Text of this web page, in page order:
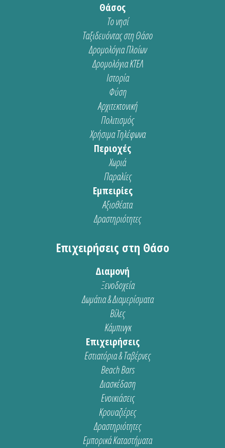
Θάσος
Το νησί
Ταξιδευόντας στη Θάσο
Δρομολόγια Πλοίων
Δρομολόγια ΚΤΕΛ
Ιστορία
Φύση
Αρχιτεκτονική
Πολιτισμός
Χρήσιμα Τηλέφωνα
Περιοχές
Χωριά
Παραλίες
Εμπειρίες
Αξιοθέατα
Δραστηριότητες
Επιχειρήσεις στη Θάσο
Διαμονή
Ξενοδοχεία
Δωμάτια & Διαμερίσματα
Βίλες
Κάμπινγκ
Επιχειρήσεις
Εστιατόρια & Ταβέρνες
Beach Bars
Διασκέδαση
Ενοικιάσεις
Κρουαζιέρες
Δραστηριότητες
Εμπορικά Καταστήματα